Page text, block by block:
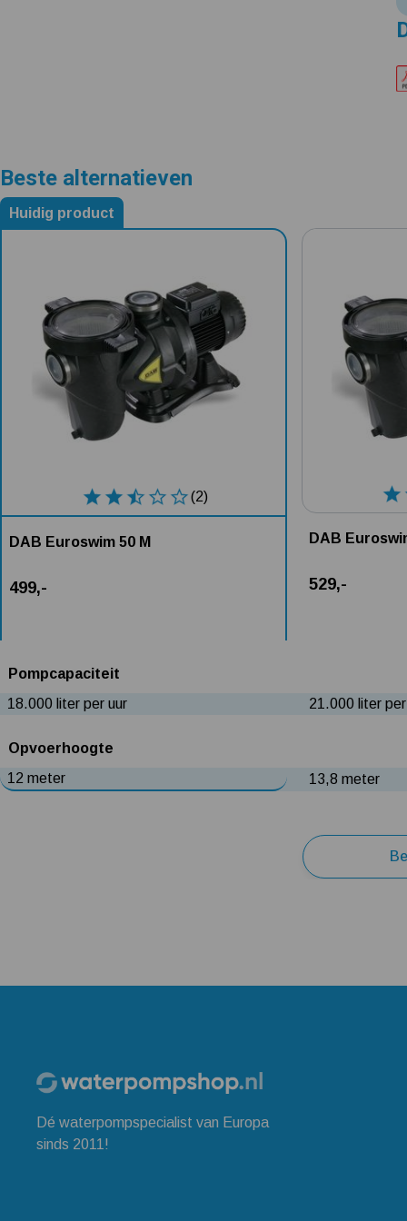
Beste alternatieven
(2)
Huidig product
DAB Euroswim 50 M
499,-
5
DAB
529,-
Pompcapaciteit
18.000 liter per uur
21.000 liter
Opvoerhoogte
12 meter
13,8 meter
Dé waterpompspecialist van Europa
sinds 2011!